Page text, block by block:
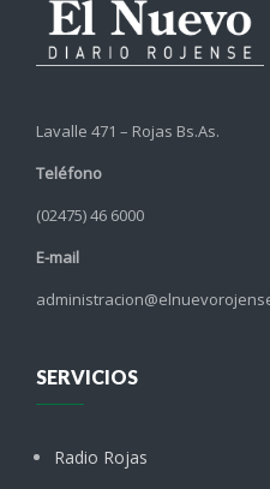
Lavalle 471 – Rojas Bs.As.
Teléfono
(02475) 46 6000
E-mail
SERVICIOS
Radio Rojas